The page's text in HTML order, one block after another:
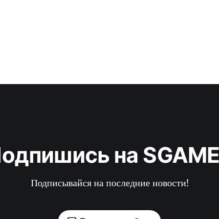
на
Подписывайся на последние новости!